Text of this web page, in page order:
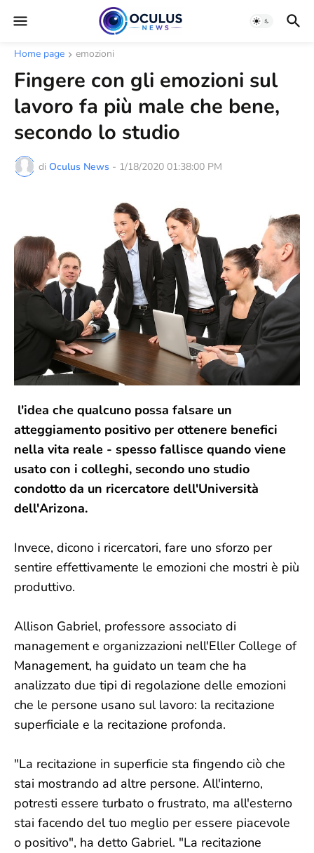
Home page emozioni
Fingere con gli emozioni sul
lavoro fa più male che bene,
secondo lo studio
di Oculus News - 1/18/2020 01:38:00 PM
l'idea che qualcuno possa falsare un
atteggiamento positivo per ottenere benefici
nella vita reale - spesso fallisce quando viene
usato con i colleghi, secondo uno studio
condotto da un ricercatore dell'Università
dell'Arizona.
Invece, dicono i ricercatori, fare uno sforzo per
sentire effettivamente le emozioni che mostri è più
produttivo.
Allison Gabriel, professore associato di
management e organizzazioni nell'Eller College of
Management, ha guidato un team che ha
analizzato due tipi di regolazione delle emozioni
che le persone usano sul lavoro: la recitazione
superficiale e la recitazione profonda.
"La recitazione in superficie sta fingendo ciò che
stai mostrando ad altre persone. All'interno,
potresti essere turbato o frustrato, ma all'esterno
stai facendo del tuo meglio per essere piacevole
o positivo", ha detto Gabriel. "La recitazione